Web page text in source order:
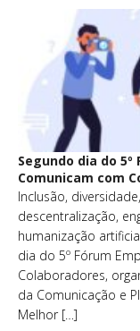
Segundo dia do
Comunicam com
Inclusão,
descentralização,
humanização
dia do 5º Fórum
Colaboradores,
da Comunicação e
Melhor […]